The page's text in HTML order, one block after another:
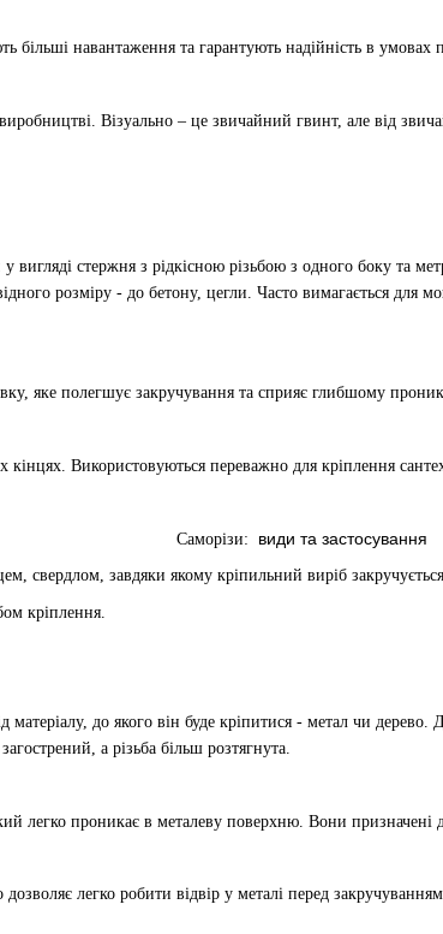
навантаження та гарантують надійність в умовах
Візуально – це звичайний гвинт, але від
стержня з рідкісною різьбою з одного боку та
розміру - до бетону, цегли. Часто вимагається для
яке полегшує закручування та сприяє глибшому
Використовуються переважно для кріплення
Саморізи: види та застосування
свердлом, завдяки якому кріпильний виріб
кріплення.
матеріалу, до якого він буде кріпитися - метал чи
а різьба більш розтягнута.
легко проникає в металеву поверхню. Вони призначені
легко робити відвір у металі перед